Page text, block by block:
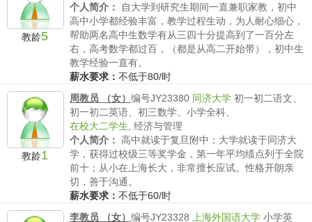
教龄5
个人简介：
自大学到研究生期间一直兼职家教，初中
高中小学都经验丰富，教学过程生动，为人耐心细心，
帮助两名高中生数学有从三四十分提高到了一百分左
右，高考数学都过百，（都是从高二开始带），初中生
教学经验一直有。
薪水要求： 不低于80/时
教龄1
周教员 （女） 编号JY23380 同济大学 初一初二语文、
初一初二英语、初三数学、小学全科、
在校大二学生 经济与管理
个人简介： 高中就读于复旦附中；大学就读于同济大
学，获得过校级三等奖学金，第一年平均绩点列于全院
前十；从小在上海长大，非常擅长应试。性格开朗亲
切，善于沟通。
薪水要求： 不低于60/时
李教员 （女） 编号JY23328 上海外国语大学 小学英